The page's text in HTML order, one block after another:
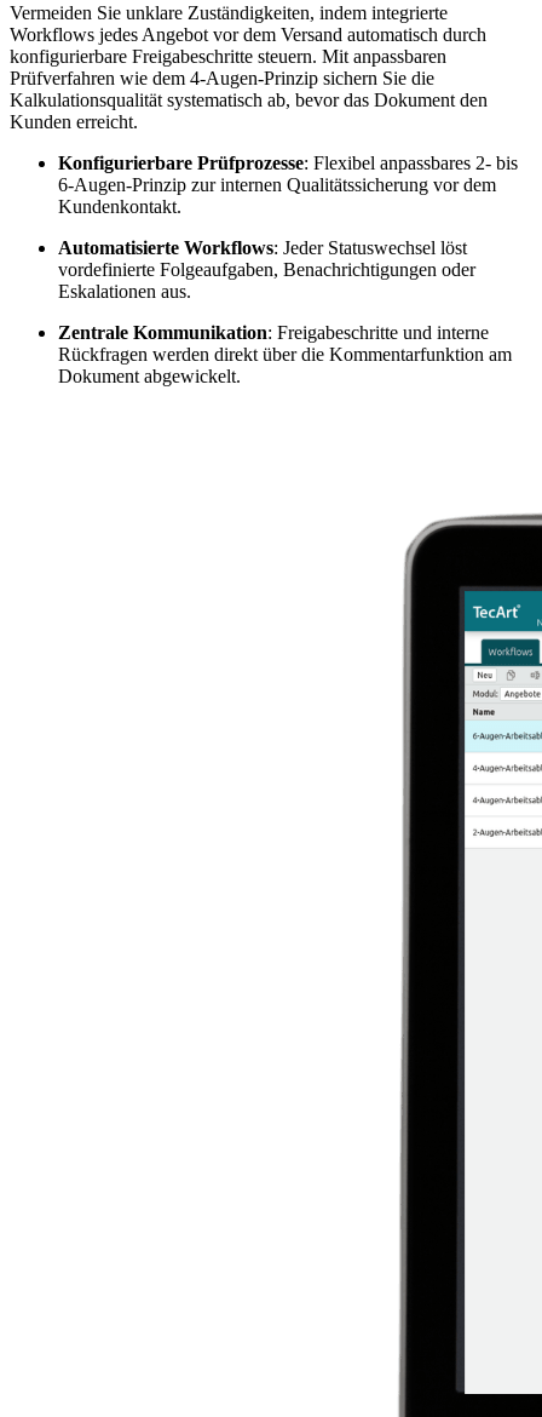
Vermeiden Sie unklare Zuständigkeiten, indem integrierte
Workflows jedes Angebot vor dem Versand automatisch durch
konfigurierbare Freigabeschritte steuern. Mit anpassbaren
Prüfverfahren wie dem 4-Augen-Prinzip sichern Sie die
Kalkulationsqualität systematisch ab, bevor das Dokument den
Kunden erreicht.
Konfigurierbare Prüfprozesse: Flexibel anpassbares 2- bis
6-Augen-Prinzip zur internen Qualitätssicherung vor dem
Kundenkontakt.
Automatisierte Workflows: Jeder Statuswechsel löst
vordefinierte Folgeaufgaben, Benachrichtigungen oder
Eskalationen aus.
Zentrale Kommunikation: Freigabeschritte und interne
Rückfragen werden direkt über die Kommentarfunktion am
Dokument abgewickelt.